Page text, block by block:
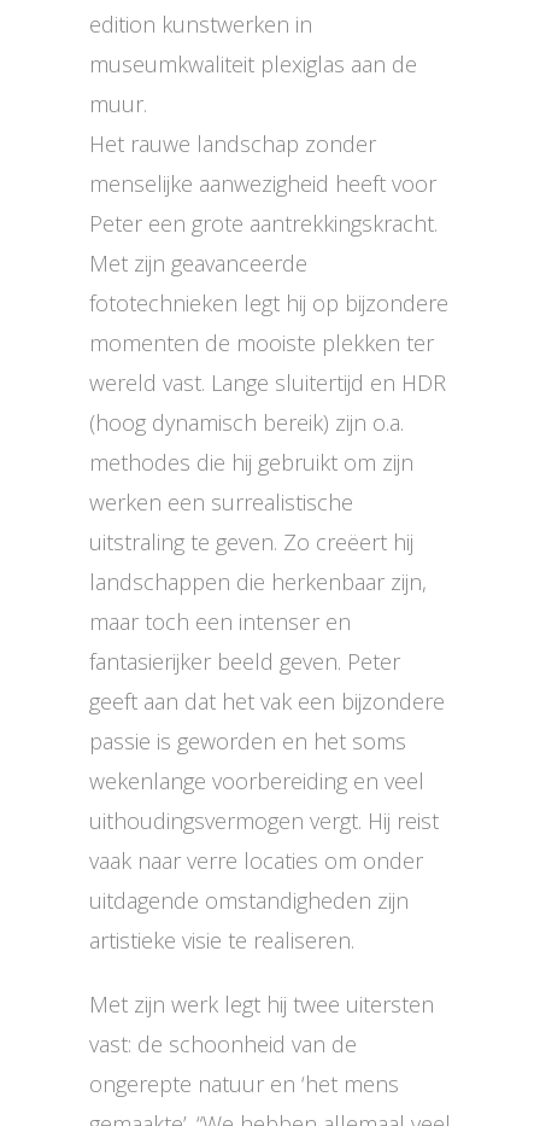
edition kunstwerken in
museumkwaliteit plexiglas aan de
muur.
Het rauwe landschap zonder
menselijke aanwezigheid heeft voor
Peter een grote aantrekkingskracht.
Met zijn geavanceerde
fototechnieken legt hij op bijzondere
momenten de mooiste plekken ter
wereld vast. Lange sluitertijd en HDR
(hoog dynamisch bereik) zijn o.a.
methodes die hij gebruikt om zijn
werken een surrealistische
uitstraling te geven. Zo creëert hij
landschappen die herkenbaar zijn,
maar toch een intenser en
fantasierijker beeld geven. Peter
geeft aan dat het vak een bijzondere
passie is geworden en het soms
wekenlange voorbereiding en veel
uithoudingsvermogen vergt. Hij reist
vaak naar verre locaties om onder
uitdagende omstandigheden zijn
artistieke visie te realiseren.
Met zijn werk legt hij twee uitersten
vast: de schoonheid van de
ongerepte natuur en ‘het mens